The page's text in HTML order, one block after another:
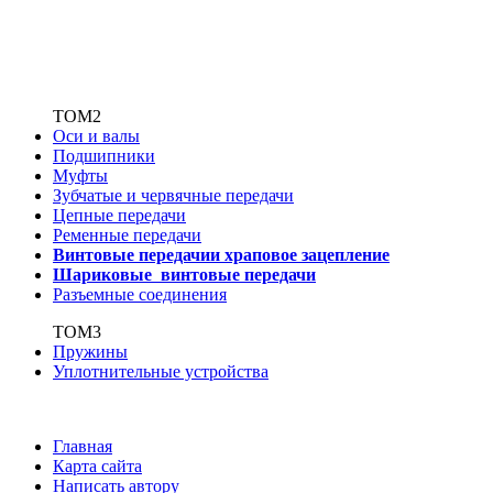
ТОМ2
Оси и валы
Подшипники
Муфты
Зубчатые и червячные передачи
Цепные передачи
Ременные передачи
Винтовые передачии храповое зацепление
Шариковые винтовые передачи
Разъемные соединения
ТОМ3
Пружины
Уплотнительные устройства
Главная
Карта сайта
Написать автору